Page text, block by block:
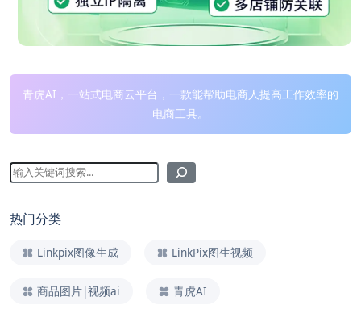
青虎AI，一站式电商云平台，一款能帮助电商人提高工作效率的
电商工具。
热门分类
Linkpix图像生成 LinkPix图生视频
商品图片|视频ai 青虎AI